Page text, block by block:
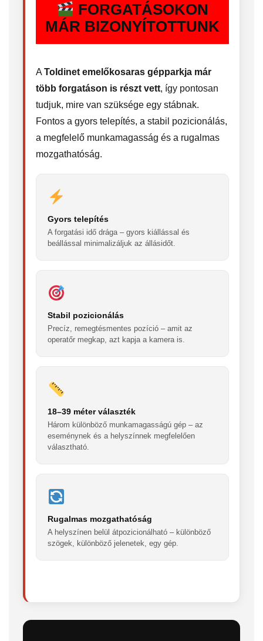
FORGATÁSOKON
MÁR BIZONYÍTOTTUNK
A Toldinet emelőkosaras gépparkja már
több forgatáson is részt vett, így pontosan
tudjuk, mire van szüksége egy stábnak.
Fontos a gyors telepítés, a stabil pozicionálás,
a megfelelő munkamagasság és a rugalmas
mozgathatóság.
Gyors telepítés
A forgatási idő drága – gyors kiállással és
beállással minimalizáljuk az állásidőt.
Stabil pozicionálás
Precíz, remegtésmentes pozíció – amit az
operatőr megkap, azt kapja a kamera is.
18–39 méter választék
Három különböző munkamagasságú gép – az
eseménynek és a helyszínnek megfelelően
választható.
Rugalmas mozgathatóság
A helyszínen belül átpozicionálható – különböző
szögek, különböző jelenetek, egy gép.